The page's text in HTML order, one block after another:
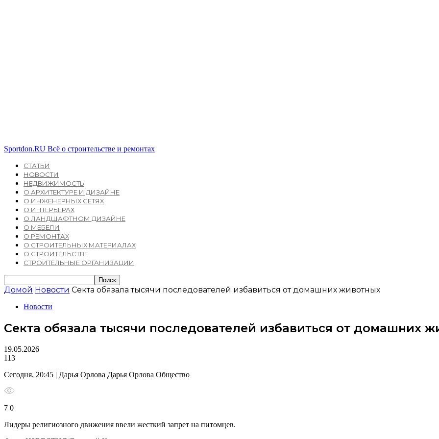
Sportdon.RU Всё о строительстве и ремонтах
СТАТЬИ
НОВОСТИ
НЕДВИЖИМОСТЬ
О АРХИТЕКТУРЕ И ДИЗАЙНЕ
О ИНЖЕНЕРНЫХ СЕТЯХ
О ИНТЕРЬЕРАХ
О ЛАНДШАФТНОМ ДИЗАЙНЕ
О МЕБЕЛИ
О РЕМОНТАХ
О СТРОИТЕЛЬНЫХ МАТЕРИАЛАХ
О СТРОИТЕЛЬСТВЕ
СТРОИТЕЛЬНЫЕ ОРГАНИЗАЦИИ
Домой Новости Секта обязала тысячи последователей избавиться от домашних животных
Новости
Секта обязала тысячи последователей избавиться от домашних
19.05.2026
113
Сегодня, 20:45 | Дарья Орлова Дарья Орлова Общество
7 0
Лидеры религиозного движения ввели жесткий запрет на питомцев.